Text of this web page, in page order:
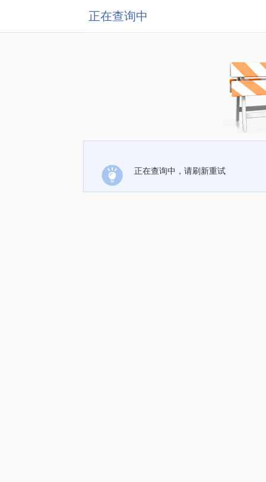
正在查询中
正在查询中，请刷新重试